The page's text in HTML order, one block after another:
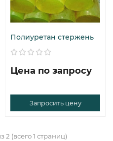
Полиуретан стержень
Цена по запросу
Запросить цену
2 (всего 1 страниц)